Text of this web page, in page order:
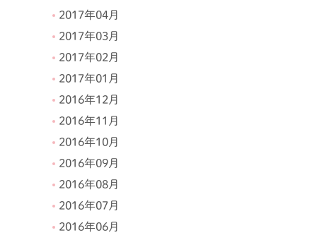
2017年04月
2017年03月
2017年02月
2017年01月
2016年12月
2016年11月
2016年10月
2016年09月
2016年08月
2016年07月
2016年06月